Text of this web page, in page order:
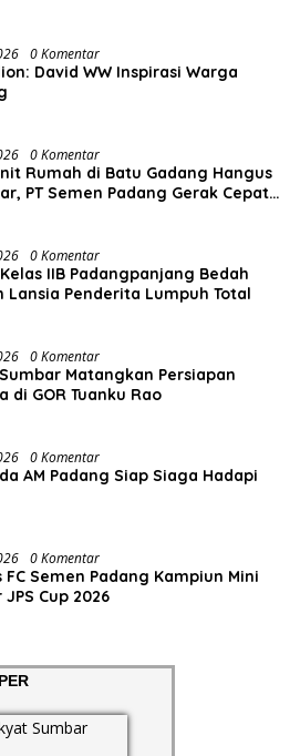
0 Komentar
David WW Inspirasi Warga
0 Komentar
Rumah di Batu Gadang Hangus
PT Semen Padang Gerak Cepat
0 Komentar
IIB Padangpanjang Bedah
Lansia Penderita Lumpuh Total
0 Komentar
Sumbar Matangkan Persiapan
di GOR Tuanku Rao
0 Komentar
AM Padang Siap Siaga Hadapi
0 Komentar
FC Semen Padang Kampiun Mini
Cup 2026